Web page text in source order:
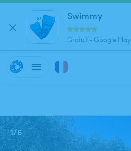
Swimmy
Gratuit - Google Play
1/6